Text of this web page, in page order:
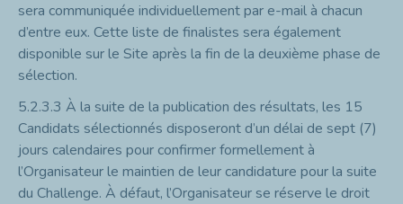
sera communiquée individuellement par e-mail à chacun
d’entre eux. Cette liste de finalistes sera également
disponible sur le Site après la fin de la deuxième phase de
sélection.
5.2.3.3 À la suite de la publication des résultats, les 15
Candidats sélectionnés disposeront d’un délai de sept (7)
jours calendaires pour confirmer formellement à
l’Organisateur le maintien de leur candidature pour la suite
du Challenge. À défaut, l’Organisateur se réserve le droit